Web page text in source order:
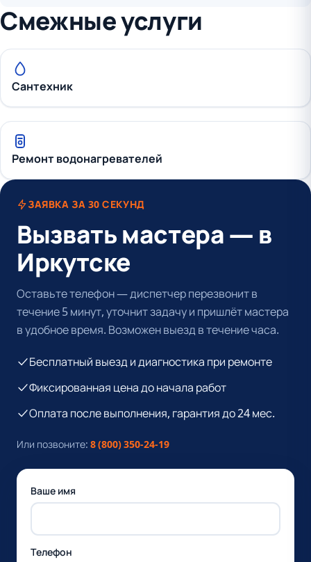
Смежные услуги
Сантехник
Ремонт водонагревателей
ЗАЯВКА ЗА 30 СЕКУНД
Вызвать мастера — в
Иркутске
Оставьте телефон — диспетчер перезвонит в
течение 5 минут, уточнит задачу и пришлёт мастера
в удобное время. Возможен выезд в течение часа.
Бесплатный выезд и диагностика при ремонте
Фиксированная цена до начала работ
Оплата после выполнения, гарантия до 24 мес.
Или позвоните: 8 (800) 350-24-19
Ваше имя
Телефон